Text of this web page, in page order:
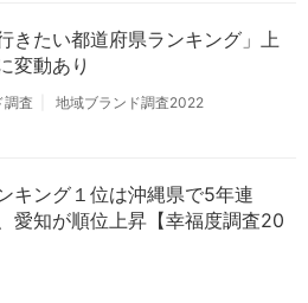
きたい都道府県ランキング」上
変動あり
調査 地域ブランド調査2022
キング１位は沖縄県で5年連
愛知が順位上昇【幸福度調査20